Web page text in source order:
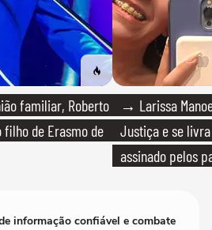
familiar, Roberto
filho de Erasmo de
→ Larissa
Justiça e se
assinado pelos
informação confiável e combate